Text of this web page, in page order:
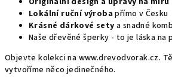
Lokální ruční výroba přímo v Česku
Krásné dárkové sety a snadné
Naše dřevěné šperky - to je láska na
Objevte kolekci na www.drevodvorak.cz.
vytvoříme něco jedinečného.